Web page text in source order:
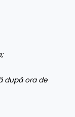
după ora de